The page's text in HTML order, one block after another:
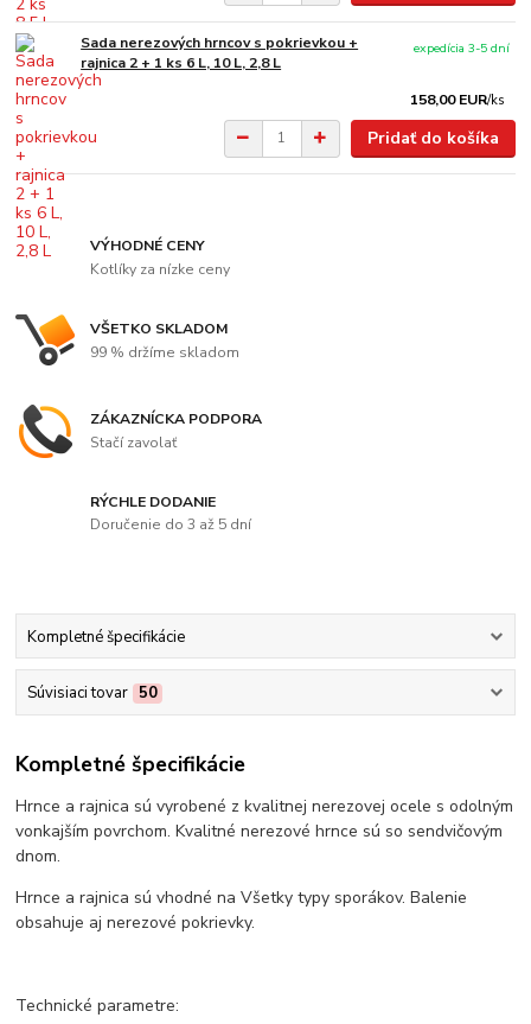
Sada nerezových hrncov s pokrievkou +
rajnica 2 + 1 ks 6 L, 10 L, 2,8 L
158,00 EUR/ks
expedícia 3-5 dní
Pridať do košíka
VÝHODNÉ CENY
Kotlíky za nízke ceny
VŠETKO SKLADOM
99 % držíme skladom
ZÁKAZNÍCKA PODPORA
Stačí zavolať
RÝCHLE DODANIE
Doručenie do 3 až 5 dní
Kompletné špecifikácie
Súvisiaci tovar 50
Kompletné špecifikácie
Hrnce a rajnica sú vyrobené z kvalitnej nerezovej ocele s odolným
vonkajším povrchom. Kvalitné nerezové hrnce sú so sendvičovým
dnom.
Hrnce a rajnica sú vhodné na Všetky typy sporákov. Balenie
obsahuje aj nerezové pokrievky.
Technické parametre: